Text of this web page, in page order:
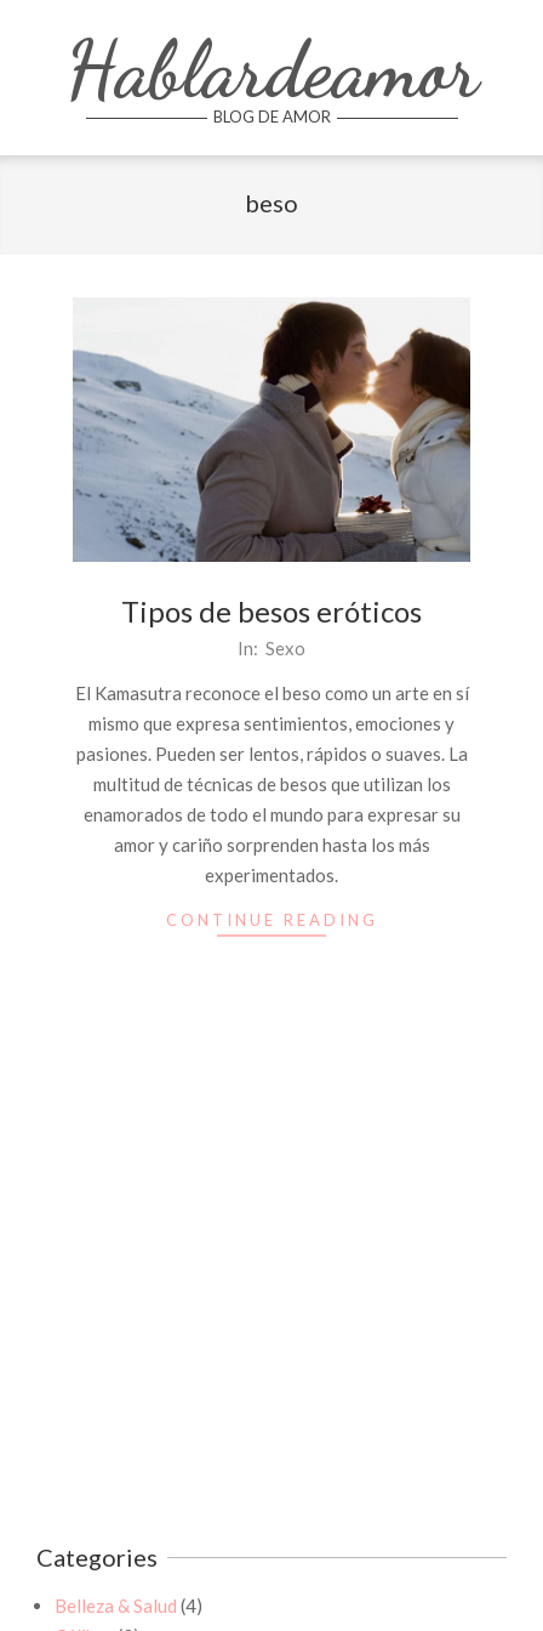
Hablardeamor
BLOG DE AMOR
beso
Tipos de besos eróticos
30
In: Sexo
El Kamasutra reconoce el beso como un arte en sí
mismo que expresa sentimientos, emociones y
pasiones. Pueden ser lentos, rápidos o suaves. La
multitud de técnicas de besos que utilizan los
enamorados de todo el mundo para expresar su
amor y cariño sorprenden hasta los más
experimentados.
CONTINUE READING
Categories
Belleza & Salud (4)